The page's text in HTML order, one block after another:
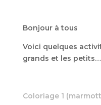
Bonjour à tous
Voici quelques
grands et les
Coloriage 1